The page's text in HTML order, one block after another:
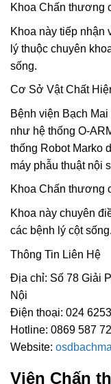
Khoa Chấn thương
Khoa này tiếp nhận
lý thuộc chuyên
sống.
Cơ Sở Vật Chất
Bệnh viện Bạch
như hệ thống O-
thống Robot Marko
máy phẫu thuật nội
Khoa Chấn thương
Khoa này chuyên
các bệnh lý cột sống.
Thông Tin Liên Hệ
Địa chỉ: Số 78 Giải
Nội
Điện thoại: 024
Hotline: 0869 587
Website:
Viện Chấn